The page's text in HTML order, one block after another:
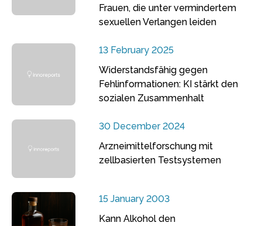
Frauen, die unter vermindertem
sexuellen Verlangen leiden
13 February 2025
Widerstandsfähig gegen
Fehlinformationen: KI stärkt den
sozialen Zusammenhalt
30 December 2024
Arzneimittelforschung mit
zellbasierten Testsystemen
15 January 2003
Kann Alkohol den